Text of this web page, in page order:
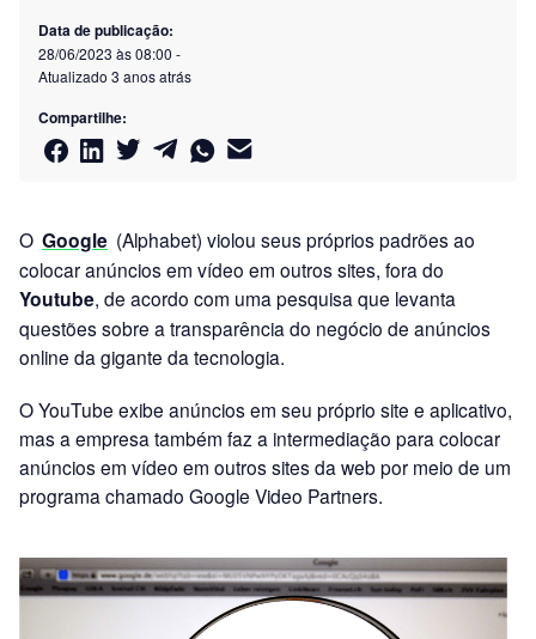
Data de publicação:
28/06/2023 às 08:00 -
Atualizado 3 anos atrás
Compartilhe:
O Google (Alphabet) violou seus próprios padrões ao
colocar anúncios em vídeo em outros sites, fora do
Youtube, de acordo com uma pesquisa que levanta
questões sobre a transparência do negócio de anúncios
online da gigante da tecnologia.
O YouTube exibe anúncios em seu próprio site e aplicativo,
mas a empresa também faz a intermediação para colocar
anúncios em vídeo em outros sites da web por meio de um
programa chamado Google Video Partners.